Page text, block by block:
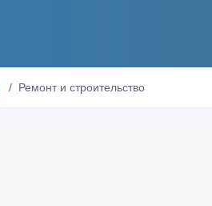
Ремонт и строительство